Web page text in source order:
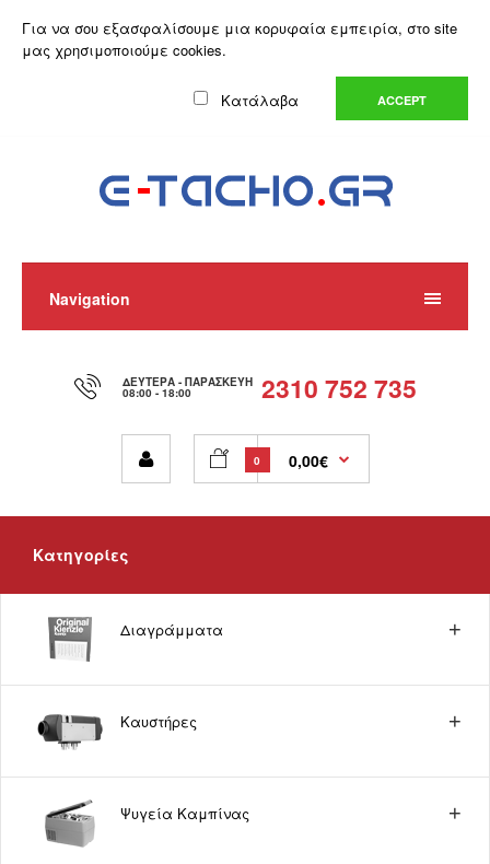
Για να σου εξασφαλίσουμε μια κορυφαία εμπειρία, στο site
μας χρησιμοποιούμε cookies.
Κατάλαβα ACCEPT
Ο Λογαριασμός μου Λίστα Επιθυμιών (0)
Καλάθι Αγορών
Navigation
ΔΕΥΤΈΡΑ - ΠΑΡΑΣΚΕΥΉ
08:00 - 18:00 2310 752 735
0 0,00€
Κατηγορίες
Διαγράμματα
Καυστήρες
Ψυγεία Καμπίνας